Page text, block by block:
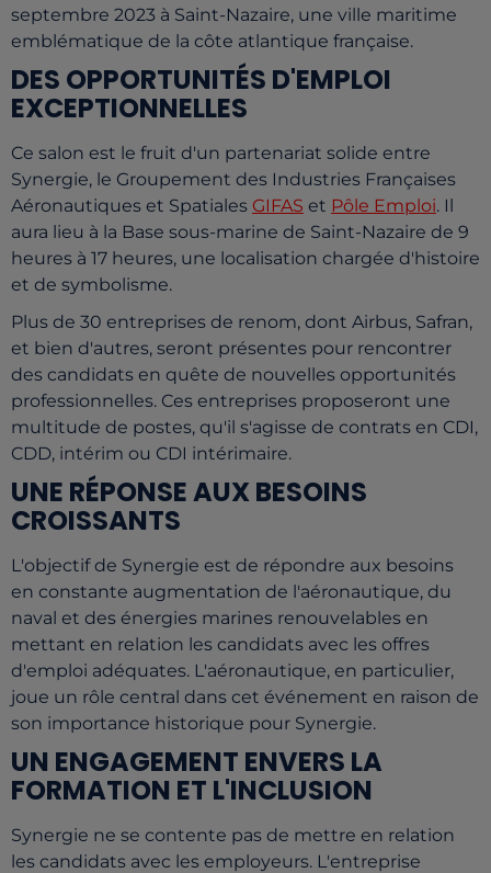
septembre 2023 à Saint-Nazaire, une ville maritime
emblématique de la côte atlantique française.
DES OPPORTUNITÉS D'EMPLOI
EXCEPTIONNELLES
Ce salon est le fruit d'un partenariat solide entre
Synergie, le Groupement des Industries Françaises
Aéronautiques et Spatiales GIFAS et Pôle Emploi. Il
aura lieu à la Base sous-marine de Saint-Nazaire de 9
heures à 17 heures, une localisation chargée d'histoire
et de symbolisme.
Plus de 30 entreprises de renom, dont Airbus, Safran,
et bien d'autres, seront présentes pour rencontrer
des candidats en quête de nouvelles opportunités
professionnelles. Ces entreprises proposeront une
multitude de postes, qu'il s'agisse de contrats en CDI,
CDD, intérim ou CDI intérimaire.
UNE RÉPONSE AUX BESOINS
CROISSANTS
L'objectif de Synergie est de répondre aux besoins
en constante augmentation de l'aéronautique, du
naval et des énergies marines renouvelables en
mettant en relation les candidats avec les offres
d'emploi adéquates. L'aéronautique, en particulier,
joue un rôle central dans cet événement en raison de
son importance historique pour Synergie.
UN ENGAGEMENT ENVERS LA
FORMATION ET L'INCLUSION
Synergie ne se contente pas de mettre en relation
les candidats avec les employeurs. L'entreprise